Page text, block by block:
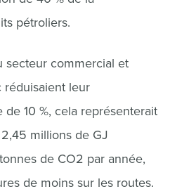
pétroliers.
secteur commercial et
réduisaient leur
de 10 %, cela représenterait
millions de GJ
de CO2 par année,
de moins sur les routes.